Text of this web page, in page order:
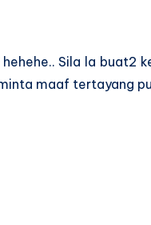
Sila la buat2
maaf tertayang